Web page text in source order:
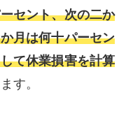
セント、次の二か
月は何十パーセン
て休業損害を計算
す。